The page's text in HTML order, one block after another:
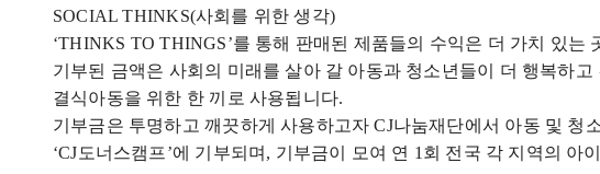
SOCIAL THINKS(사회를 위한 생각)
‘THINKS TO THINGS’를 통해 판매된 제품들의 수익은 더 가치 있는
기부된 금액은 사회의 미래를 살아 갈 아동과 청소년들이 더 행복하
결식아동을 위한 한 끼로 사용됩니다.
기부금은 투명하고 깨끗하게 사용하고자 CJ나눔재단에서 아동 및 청
‘CJ 도너스캠프’에 기부되며 , 기부금이 모여 연 1 회 전국 각 지역의 아